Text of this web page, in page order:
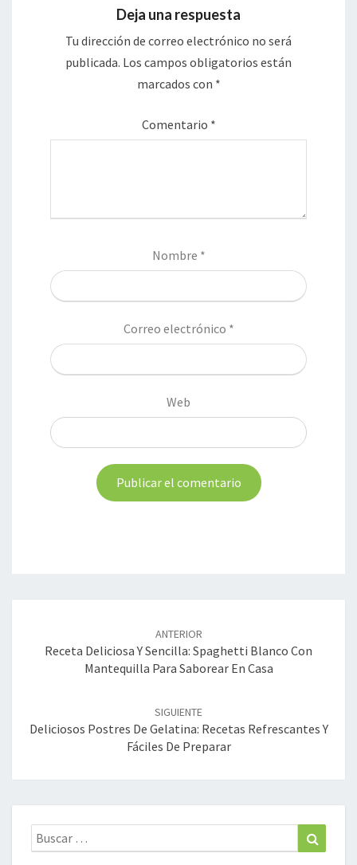
Deja una respuesta
Tu dirección de correo electrónico no será
publicada. Los campos obligatorios están
marcados con *
Comentario *
Nombre *
Correo electrónico *
Web
entradas
ANTERIOR
Receta Deliciosa Y Sencilla: Spaghetti Blanco Con
Mantequilla Para Saborear En Casa
SIGUIENTE
Deliciosos Postres De Gelatina: Recetas Refrescantes Y
Fáciles De Preparar
Buscar: